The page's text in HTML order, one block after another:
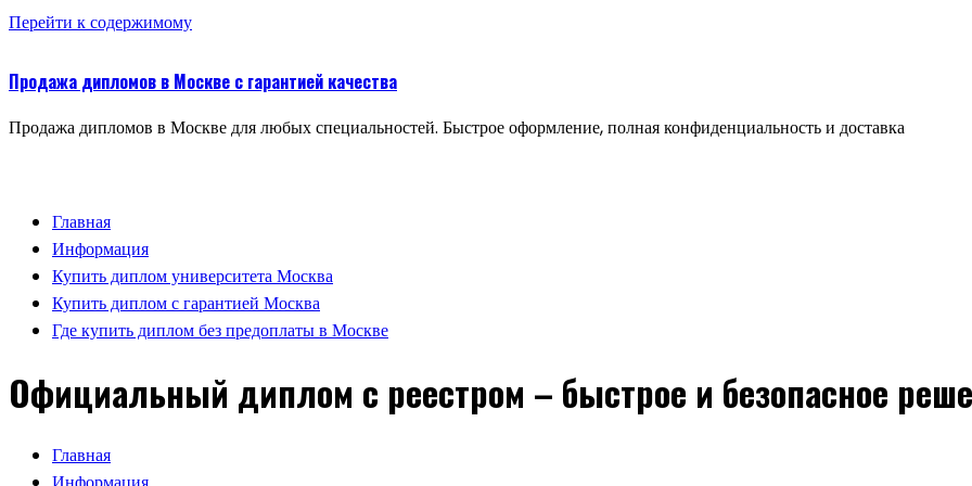
Перейти к содержимому
Продажа дипломов в Москве с гарантией качества
Продажа дипломов в Москве для любых специальностей. Быстрое оформление, полная конфиденциальность и доставка
Главная
Информация
Купить диплом университета Москва
Купить диплом с гарантией Москва
Где купить диплом без предоплаты в Москве
Официальный диплом с реестром – быстрое и безопасное
Главная